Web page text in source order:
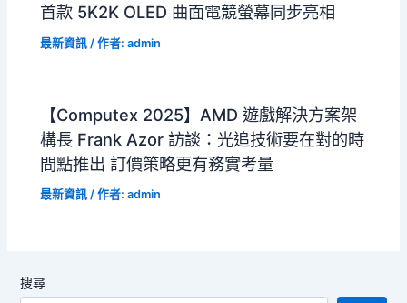
首款 5K2K OLED 曲面電競螢幕同步亮相
最新資訊 / 作者:admin
【Computex 2025】AMD 遊戲解決方案架
構長 Frank Azor 訪談：光追技術要在對的時
間點推出 訂價策略更有務實考量
最新資訊 / 作者:admin
搜尋